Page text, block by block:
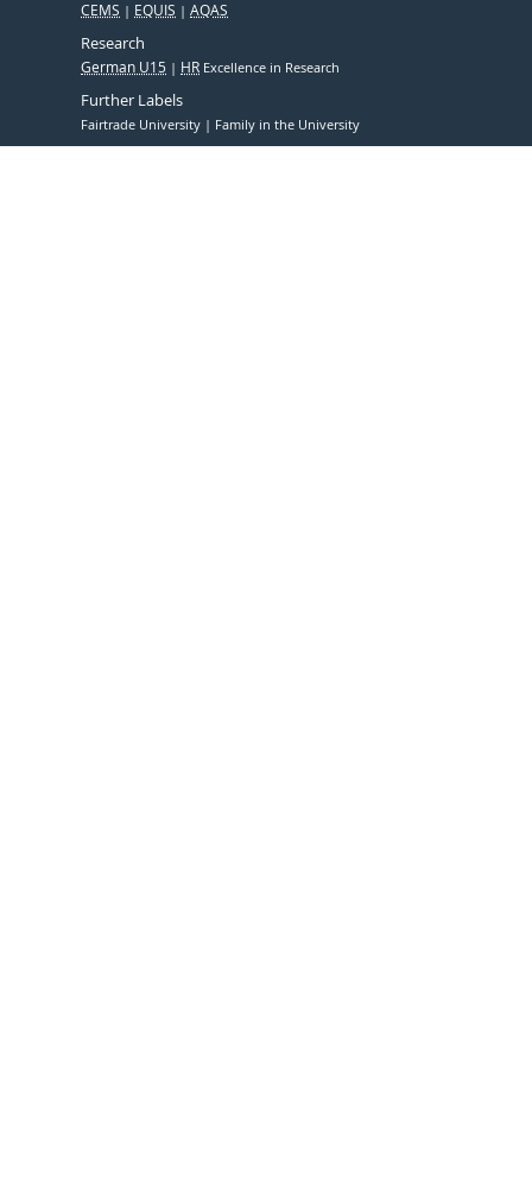
CEMS EQUIS AQAS
Research
German U15 HR Excellence in Research
Further Labels
Fairtrade University Family in the University